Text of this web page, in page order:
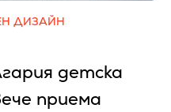
ДИЗАЙН
детска
приема